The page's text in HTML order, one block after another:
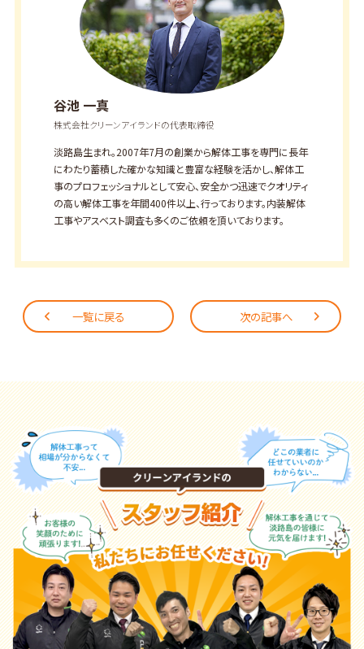
谷池 一真
株式会社クリーンアイランドの代表取締役
淡路島生まれ。2007年7月の創業から解体工事を専門に長年
にわたり蓄積した確かな知識と豊富な経験を活かし、解体工
事のプロフェッショナルとして安心、安全かつ迅速でクオリティ
の高い解体工事を年間400件以上、行っております。内装解体
工事やアスベスト調査も多くのご依頼を頂いております。
一覧に戻る 次の記事へ